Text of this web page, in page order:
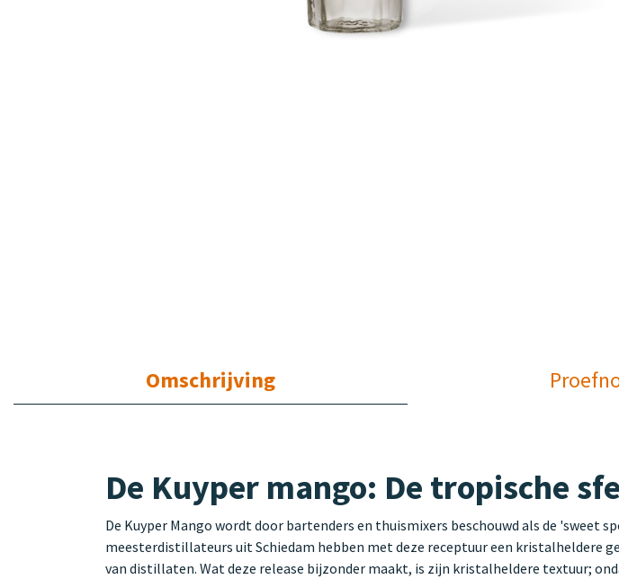
Omschrijving
De Kuyper mango: De tropische
De Kuyper Mango wordt door bartenders en thuismixers beschouwd als de 'sweet
meesterdistillateurs uit Schiedam hebben met deze receptuur een kristalheldere
van distillaten. Wat deze release bijzonder maakt, is zijn kristalheldere textuur;